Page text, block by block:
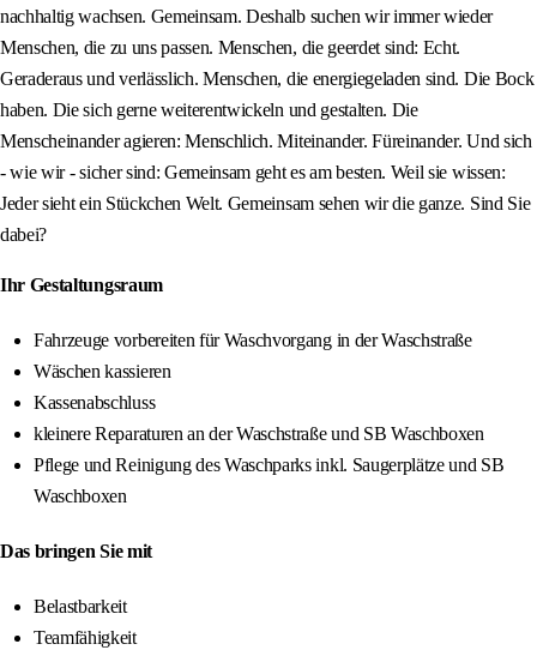
nachhaltig wachsen. Gemeinsam. Deshalb suchen wir immer wieder
Menschen, die zu uns passen. Menschen, die geerdet sind: Echt.
Geraderaus und verlässlich. Menschen, die energiegeladen sind. Die Bock
haben. Die sich gerne weiterentwickeln und gestalten. Die
Menscheinander agieren: Menschlich. Miteinander. Füreinander. Und sich
- wie wir - sicher sind: Gemeinsam geht es am besten. Weil sie wissen:
Jeder sieht ein Stückchen Welt. Gemeinsam sehen wir die ganze. Sind Sie
dabei?
Ihr Gestaltungsraum
Fahrzeuge vorbereiten für Waschvorgang in der Waschstraße
Wäschen kassieren
Kassenabschluss
kleinere Reparaturen an der Waschstraße und SB Waschboxen
Pflege und Reinigung des Waschparks inkl. Saugerplätze und SB
Waschboxen
Das bringen Sie mit
Belastbarkeit
Teamfähigkeit